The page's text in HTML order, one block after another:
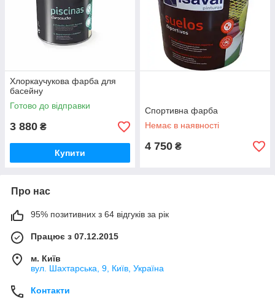
Хлоркаучукова фарба для
басейну
Готово до відправки
3 880 ₴
Купити
Спортивна фарба
Немає в наявності
4 750 ₴
Про нас
95% позитивних з 64 відгуків за рік
Працює з 07.12.2015
м. Київ
вул. Шахтарська, 9, Київ, Україна
Контакти